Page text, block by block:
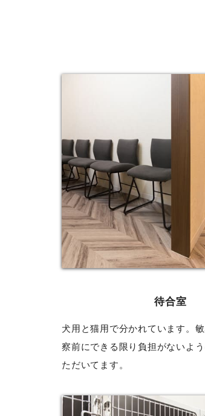
待合室
犬用と猫用で分かれています。
察前にできる限り負担がないよ
ただいてます。